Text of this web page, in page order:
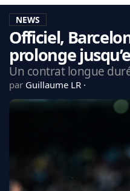
LA CHARTE
VIE PRIVÉE
CGU
CONTACTEZ-NOUS
LIGUE 1
REAL MADRID
NEWS
Officiel,
prolonge
Un contrat longue
par Guillaume LR